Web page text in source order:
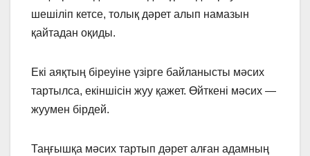
шешiлiп кетсе, толық дәрет алып намазын
қайтадан оқиды.
Екi аяқтың бiреуiне үзiрге байланысты мәсих
тартылса, екiншiсiн жуу қажет. Өйткенi мәсих —
жуумен бiрдей.
Таңғышқа мәсих тартып дәрет алған адамның